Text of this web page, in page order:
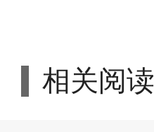
相关阅读